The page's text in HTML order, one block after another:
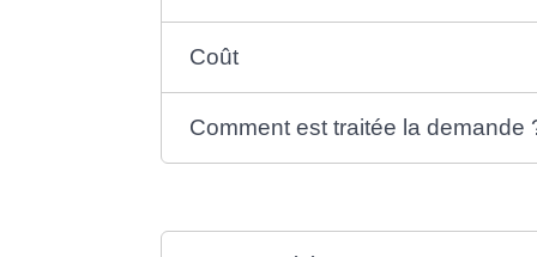
Coût
Comment est traitée la demande